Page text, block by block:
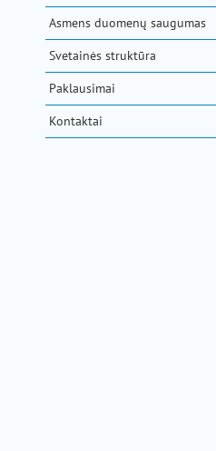
Asmens duomenų saugumas
Svetainės struktūra
Paklausimai
Kontaktai